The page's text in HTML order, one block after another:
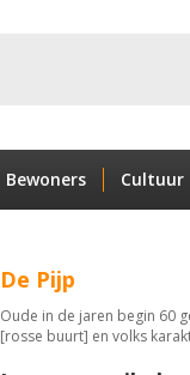
Bewoners Cultuur
De Pijp
Oude in de jaren begin 60
[rosse buurt] en volks